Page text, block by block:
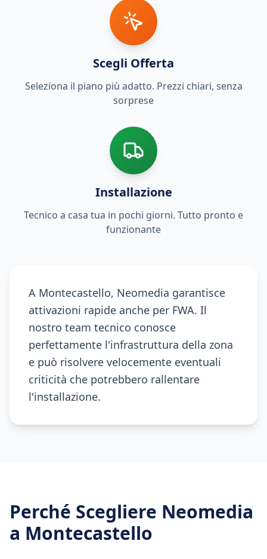
Scegli Offerta
Seleziona il piano più adatto. Prezzi chiari, senza
sorprese
Installazione
Tecnico a casa tua in pochi giorni. Tutto pronto e
funzionante
A Montecastello, Neomedia garantisce
attivazioni rapide anche per FWA. Il
nostro team tecnico conosce
perfettamente l'infrastruttura della zona
e può risolvere velocemente eventuali
criticità che potrebbero rallentare
l'installazione.
Perché Scegliere Neomedia
a Montecastello